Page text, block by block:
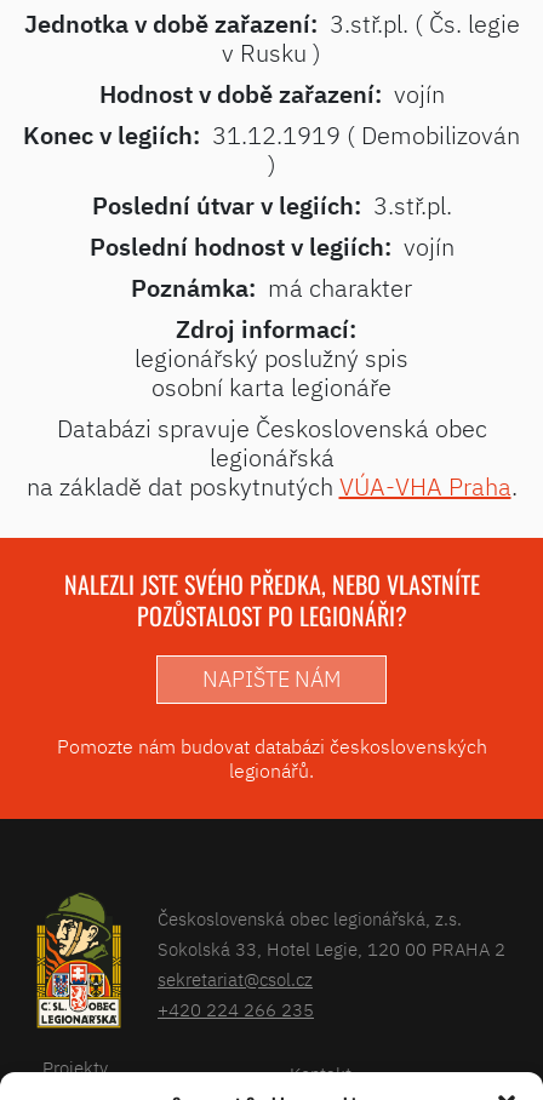
Jednotka v době zařazení: 3.stř.pl. ( Čs. legie
v Rusku )
Hodnost v době zařazení: vojín
Konec v legiích: 31.12.1919 ( Demobilizován
)
Poslední útvar v legiích: 3.stř.pl.
Poslední hodnost v legiích: vojín
Poznámka: má charakter
Zdroj informací:
legionářský poslužný spis
osobní karta legionáře
Databázi spravuje Československá obec
legionářská
na základě dat poskytnutých VÚA-VHA Praha.
NALEZLI JSTE SVÉHO PŘEDKA, NEBO VLASTNÍTE
POZŮSTALOST PO LEGIONÁŘI?
NAPIŠTE NÁM
Pomozte nám budovat databázi československých
legionářů.
Československá obec legionářská, z.s.
Sokolská 33, Hotel Legie, 120 00 PRAHA 2
sekretariat@csol.cz
+420 224 266 235
Projekty
Kontakt